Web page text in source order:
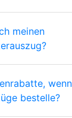
meinen
bestelle?